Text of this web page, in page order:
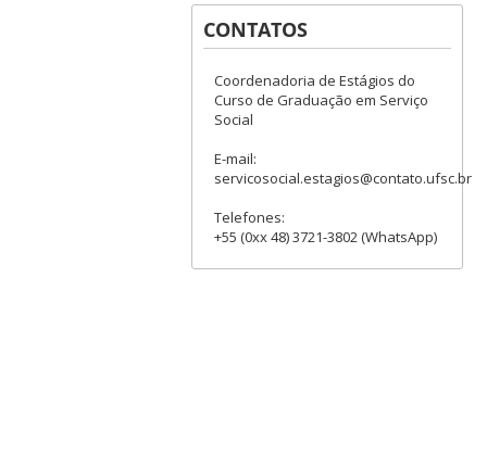
CONTATOS
Coordenadoria de Estágios do
Curso de Graduação em Serviço
Social
E-mail:
servicosocial.estagios@contato.ufsc.br
Telefones:
+55 (0xx 48) 3721-3802 (WhatsApp)